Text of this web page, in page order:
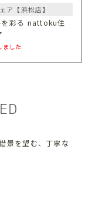
ア【浜松店】
彩る nattoku住
した
景を望む、丁寧な